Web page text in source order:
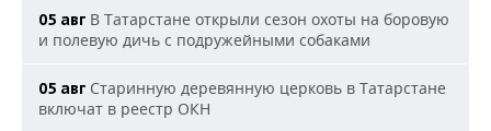
05 авг В Татарстане открыли сезон охоты на боровую
и полевую дичь с подружейными собаками
05 авг Старинную деревянную церковь в Татарстане
включат в реестр ОКН